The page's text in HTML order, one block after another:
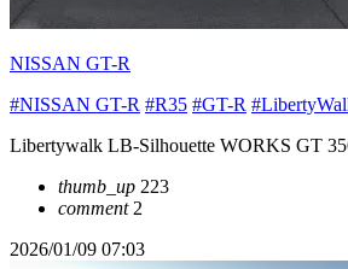
NISSAN GT-R
#NISSAN GT-R #R35 #GT-R
Libertywalk LB-Silhouette WORKS GT
thumb_up 223
comment2
2026/01/09 07:03